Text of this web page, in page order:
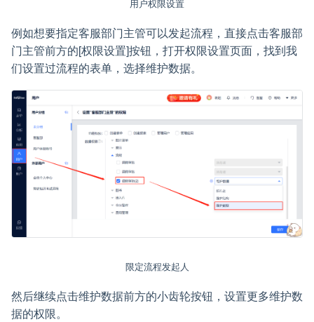
用户权限设置
例如想要指定客服部门主管可以发起流程，直接点击客服部
门主管前方的[权限设置]按钮，打开权限设置页面，找到我
们设置过流程的表单，选择维护数据。
限定流程发起人
然后继续点击维护数据前方的小齿轮按钮，设置更多维护数
据的权限。